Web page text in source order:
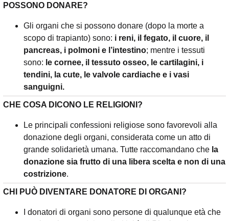
POSSONO DONARE?
Gli organi che si possono donare (dopo la morte a
scopo di trapianto) sono: i reni, il fegato, il cuore, il
pancreas, i polmoni e l’intestino; mentre i tessuti
sono: le cornee, il tessuto osseo, le cartilagini, i
tendini, la cute, le valvole cardiache e i vasi
sanguigni.
CHE COSA DICONO LE RELIGIONI?
Le principali confessioni religiose sono favorevoli alla
donazione degli organi, considerata come un atto di
grande solidarietà umana. Tutte raccomandano che la
donazione sia frutto di una libera scelta e non di una
costrizione.
CHI PUÒ DIVENTARE DONATORE DI ORGANI?
I donatori di organi sono persone di qualunque età che